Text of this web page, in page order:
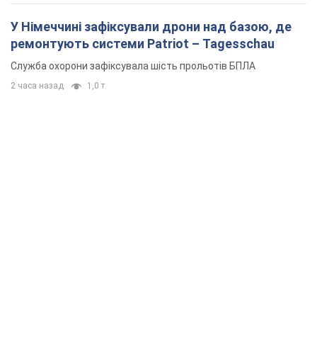
У Німеччині зафіксували дрони над базою, де
ремонтують системи Patriot – Tagesschau
Служба охорони зафіксувала шість прольотів БПЛА
2 часа назад 1,0 т.